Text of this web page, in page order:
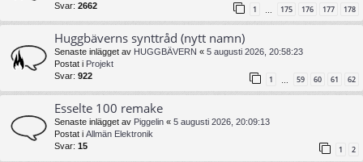
Svar: 2662 1 … 175 176 177 178
Huggbäverns synttråd (nytt namn)
Senaste inlägget av HUGGBÄVERN « 5 augusti 2026, 20:58:23
Postat i Projekt
Svar: 922 1 … 59 60 61 62
Esselte 100 remake
Senaste inlägget av Piggelin « 5 augusti 2026, 20:09:13
Postat i Allmän Elektronik
Svar: 15 1 2